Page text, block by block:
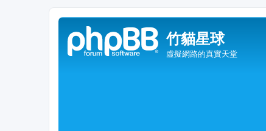
竹貓星球
虛擬網路的真實天堂